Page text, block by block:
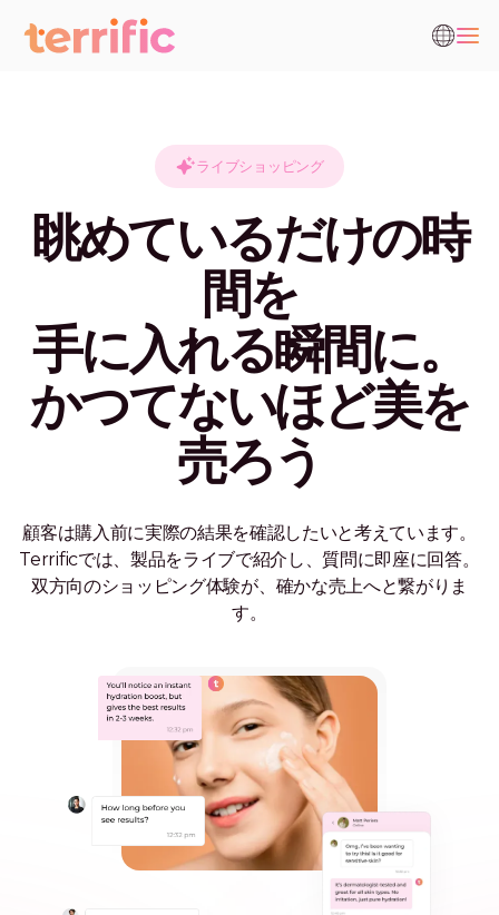
ライブショッピング
眺めているだけの時
間を
手に入れる瞬間に。
かつてないほど美を
売ろう
顧客は購入前に実際の結果を確認したいと考えています。
Terrificでは、製品をライブで紹介し、質問に即座に回答。
双方向のショッピング体験が、確かな売上へと繋がりま
す。